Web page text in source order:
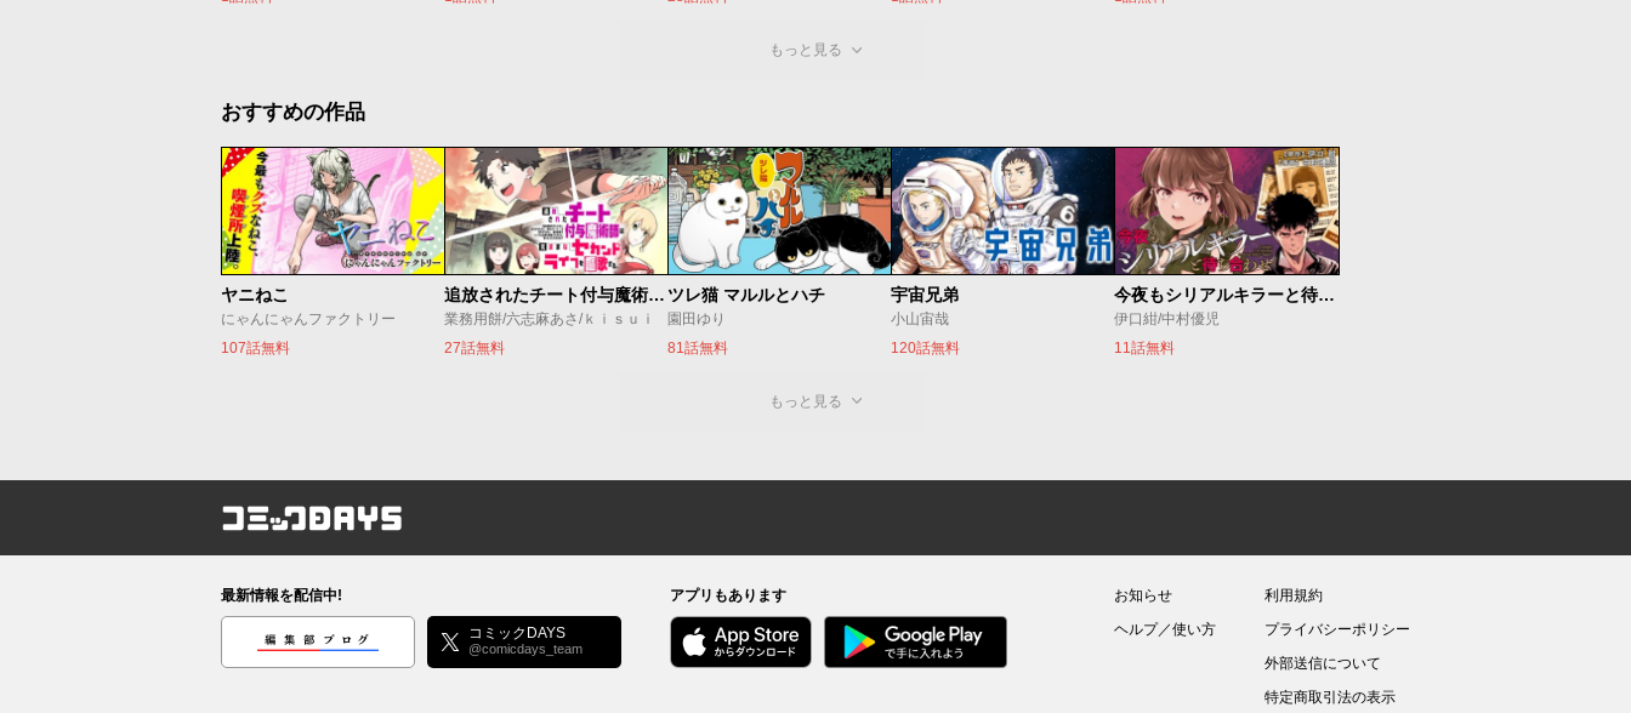
もっと見る
おすすめの作品
ヤニねこ
にゃんにゃんファクトリー
107話無料
追放されたチート付与魔術師は気ままなセカンドライフを謳歌する。 ～俺は武器だけじゃなく、あらゆるものに『強化ポイント』を付与できるし、俺の意思でいつでも効果を解除できるけど、残った人たち大丈夫？～
業務用餅/六志麻あさ/ｋｉｓｕｉ
27話無料
ツレ猫 マルルとハチ
園田ゆり
81話無料
宇宙兄弟
小山宙哉
120話無料
今夜もシリアルキラーと待ち合わせ
伊口紺/中村優児
11話無料
もっと見る
コミックDAYS
最新情報を配信中!
編集部ブログ コミックDAYS
@comicdays_team
アプリもあります
お知らせ
ヘルプ／使い方
利用規約
プライバシーポリシー
外部送信について
特定商取引法の表示